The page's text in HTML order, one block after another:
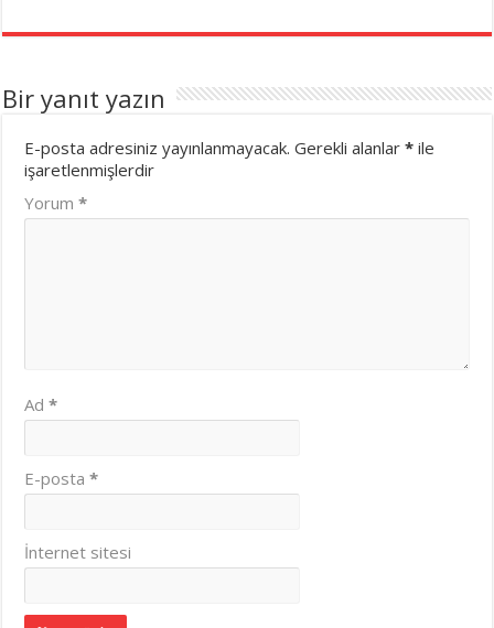
Bir yanıt yazın
E-posta adresiniz yayınlanmayacak. Gerekli alanlar* ile
işaretlenmişlerdir
Yorum*
Ad*
E-posta*
İnternet sitesi